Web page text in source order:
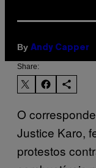
By Andy Capper
Share:
O
Justice Karo,
protestos